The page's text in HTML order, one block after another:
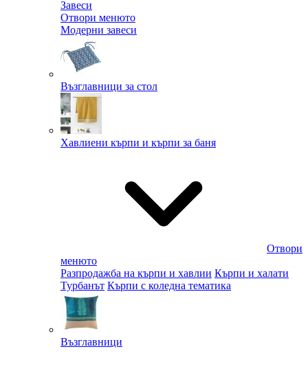
Завеси
Отвори менюто
Модерни завеси
Възглавници за стол
Хавлиени кърпи и кърпи за баня
Отвори
менюто
Разпродажба на кърпи и хавлии Кърпи и халати
Турбанът Кърпи с коледна тематика
Възглавници